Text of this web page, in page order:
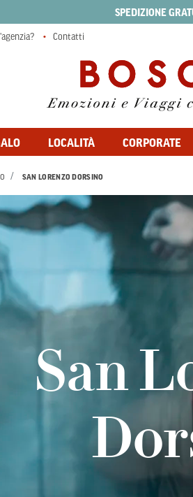
SPEDIZIONE
LOCALITÀ CORPORATE
Contatti
SAN LORENZO DORSINO
San